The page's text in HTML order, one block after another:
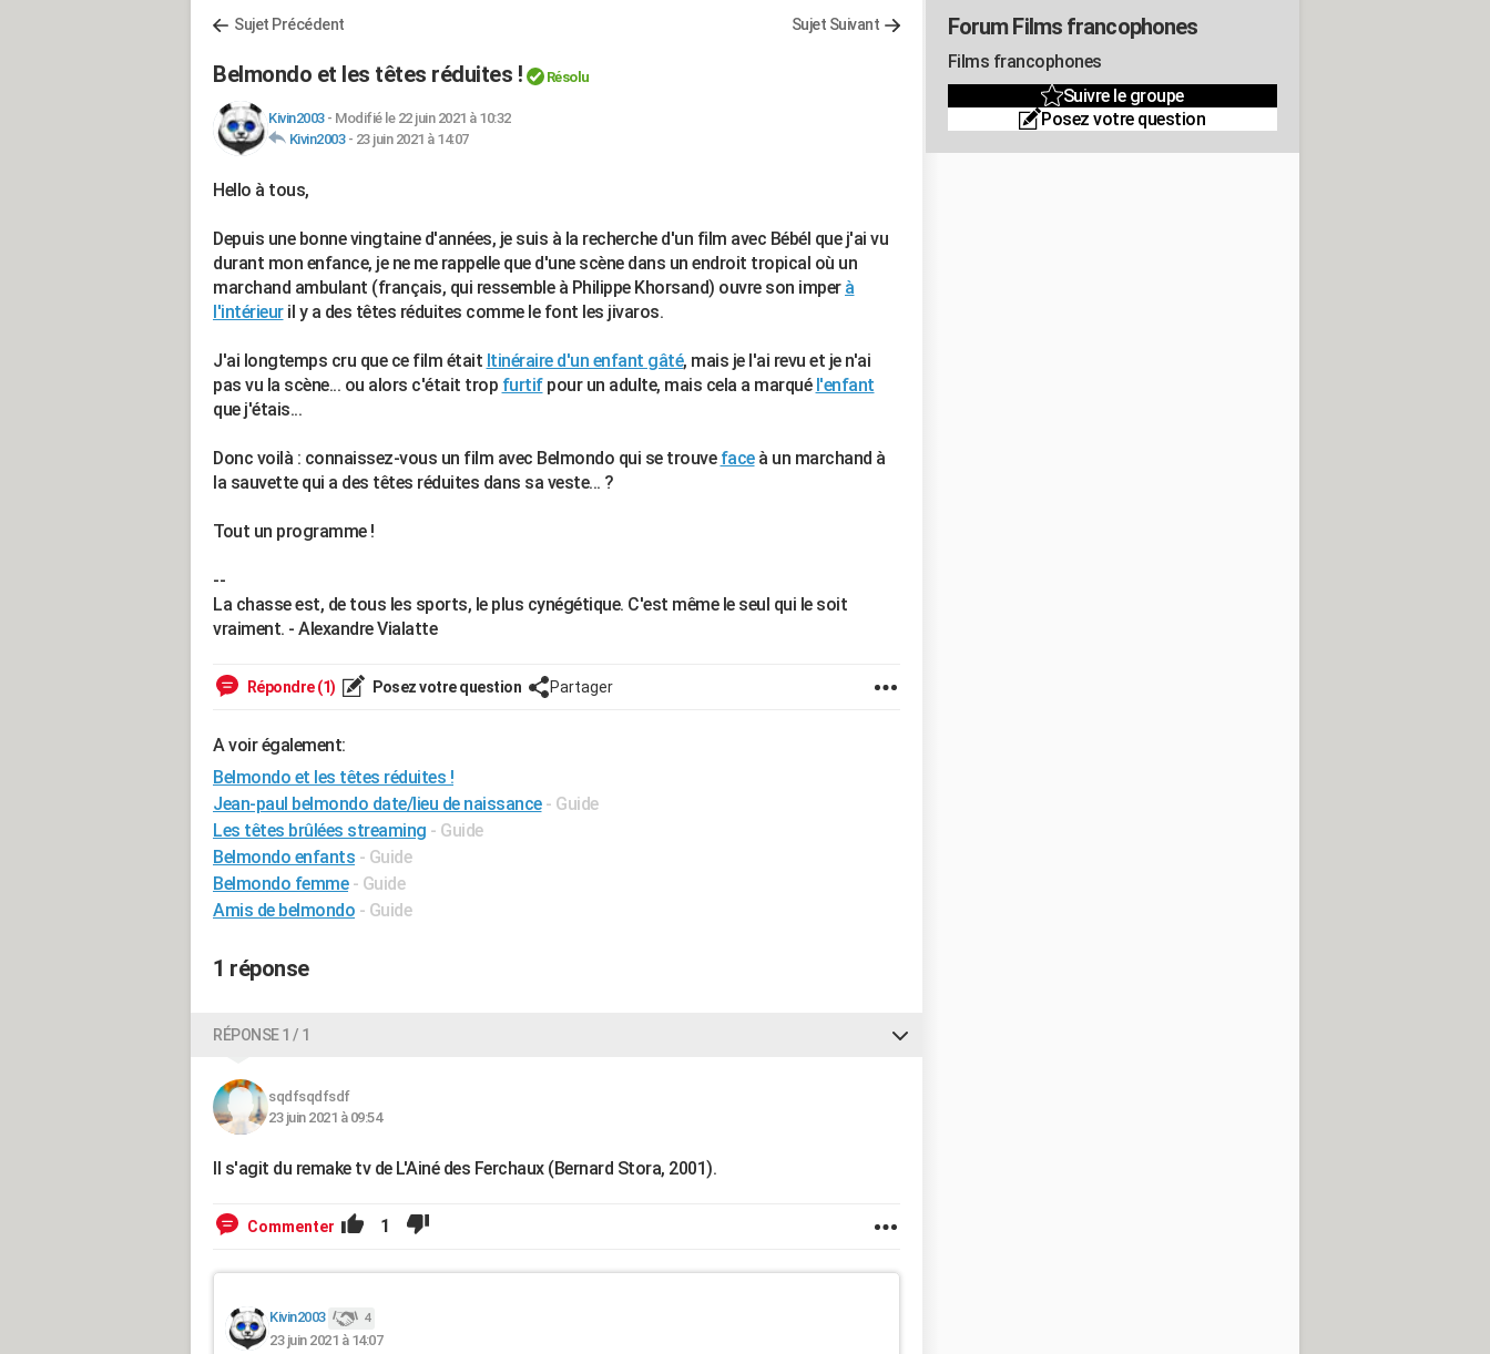
Sujet Précédent Sujet Suivant
Belmondo et les têtes réduites ! Résolu
Kivin2003- Modifié le 22 juin 2021 à 10:32
Kivin2003- 23 juin 2021 à 14:07
Hello à tous,
Depuis une bonne vingtaine d'années, je suis à la recherche d'un film avec Bébél que j'ai vu
durant mon enfance, je ne me rappelle que d'une scène dans un endroit tropical où un
marchand ambulant (français, qui ressemble à Philippe Khorsand) ouvre son imper à
l'intérieuril y a des têtes réduites comme le font les jivaros.
J'ai longtemps cru que ce film était Itinéraire d'un enfant gâté, mais je l'ai revu et je n'ai
pas vu la scène... ou alors c'était trop furtifpour un adulte, mais cela a marqué l'enfant
que j'étais...
Donc voilà : connaissez-vous un film avec Belmondo qui se trouve faceà un marchand à
la sauvette qui a des têtes réduites dans sa veste... ?
Tout un programme !
--
La chasse est, de tous les sports, le plus cynégétique. C'est même le seul qui le soit
vraiment. - Alexandre Vialatte
Répondre (1) Posez votre question Partager
A voir également:
Belmondo et les têtes réduites !
Jean-paul belmondo date/lieu de naissance - Guide
Les têtes brûlées streaming - Guide
Belmondo enfants - Guide
Belmondo femme - Guide
Amis de belmondo - Guide
1 réponse
RÉPONSE 1 / 1
sqdfsqdfsdf
23 juin 2021 à 09:54
Il s'agit du remake tv de L'Ainé des Ferchaux (Bernard Stora, 2001).
Commenter 1
Kivin2003 4
23 juin 2021 à 14:07
Forum Films francophones
Films francophones
Suivre le groupe
Posez votre question